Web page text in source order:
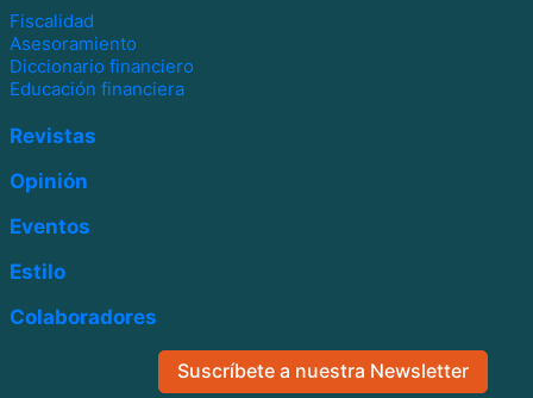
Fiscalidad
Asesoramiento
Diccionario financiero
Educación financiera
Revistas
Opinión
Eventos
Estilo
Colaboradores
Suscríbete a nuestra Newsletter